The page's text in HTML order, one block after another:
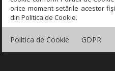
orice moment setările acestor
din Politica de Cookie.
Politica de Cookie GDPR